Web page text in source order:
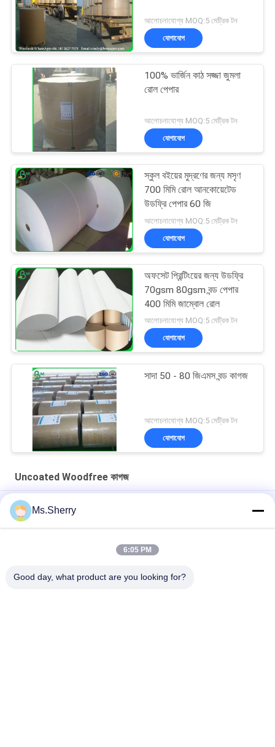
আলোচনাযোগ্য MOQ:5 মেট্রিক টন
যোগাযোগ
100% ভার্জিন কাঠ সজ্জা জুমলা
রোল পেপার
আলোচনাযোগ্য MOQ:5 মেট্রিক টন
যোগাযোগ
স্কুল বইয়ের মুদ্রণের জন্য মসৃণ
700 মিমি রোল আনকোয়েটেড
উডফ্রি পেপার 60 জি
আলোচনাযোগ্য MOQ:5 মেট্রিক টন
যোগাযোগ
অফসেট প্রিন্টিংয়ের জন্য উডফ্রি
70gsm 80gsm বন্ড পেপার
400 মিমি জাম্বোল রোল
আলোচনাযোগ্য MOQ:5 মেট্রিক টন
যোগাযোগ
সাদা 50 - 80 জিএমস বন্ড কাগজ
আলোচনাযোগ্য MOQ:5 মেট্রিক টন
যোগাযোগ
Uncoated Woodfree কাগজ
স্কুলের পাঠ্যপুস্তক মুদ্রণের জন্য অসচ্ছল উডফ্রী পেপার সাদা রঙের কালি
সিবি সিএফবি সিএফ 9.5 '' x 11 '' তাপীয় প্রিন্টারের জন্য কার্বনলেস কাগজ এনসিআর পেপার
Ms.Sherry
6:05 PM
Good day, what product are you looking for?